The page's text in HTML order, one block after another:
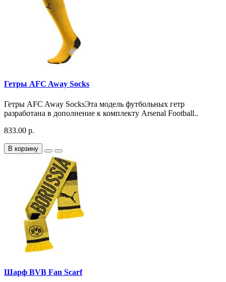
Гетры AFC Away Socks
Гетры AFC Away SocksЭта модель футбольных гетр
разработана в дополнение к комплекту Arsenal Football..
833.00 р.
В корзину
Шарф BVB Fan Scarf